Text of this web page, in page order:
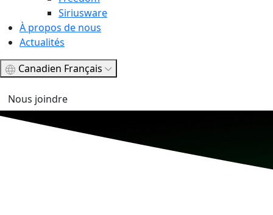
Siriusware
À propos de nous
Actualités
Canadien Français
Nous joindre